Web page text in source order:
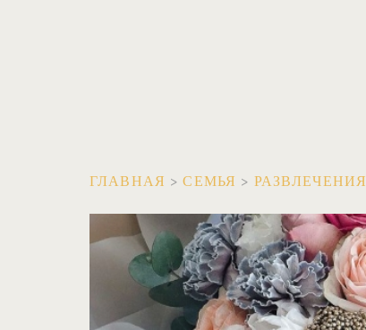
ГЛАВНАЯ >СЕМЬЯ > РАЗВЛЕЧЕНИЯ